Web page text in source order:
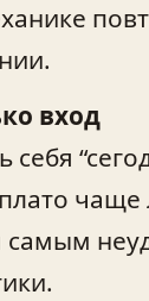
вход
себя
чаще